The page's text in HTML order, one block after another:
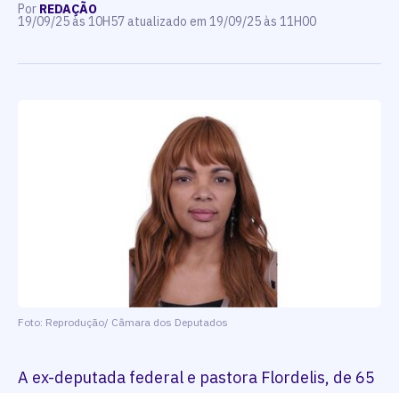
Por REDAÇÃO
19/09/25 às 10H57 atualizado em 19/09/25 às 11H00
Foto: Reprodução/ Câmara dos Deputados
A ex-deputada federal e pastora Flordelis, de 65